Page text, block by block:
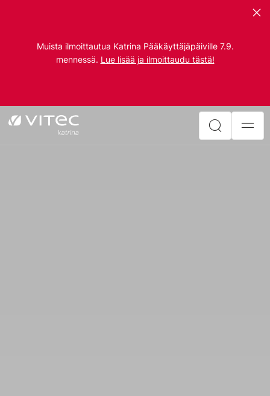
Muista ilmoittautua Katrina Pääkäyttäjäpäiville 7.9.
mennessä. Lue lisää ja ilmoittaudu tästä!